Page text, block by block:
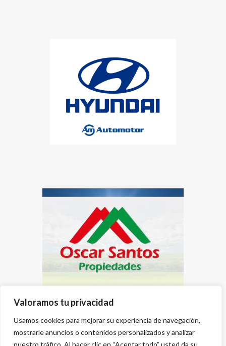
Valoramos tu privacidad
Usamos cookies para mejorar su experiencia de navegación,
mostrarle anuncios o contenidos personalizados y analizar
nuestro tráfico. Al hacer clic en “Aceptar todo” usted da su